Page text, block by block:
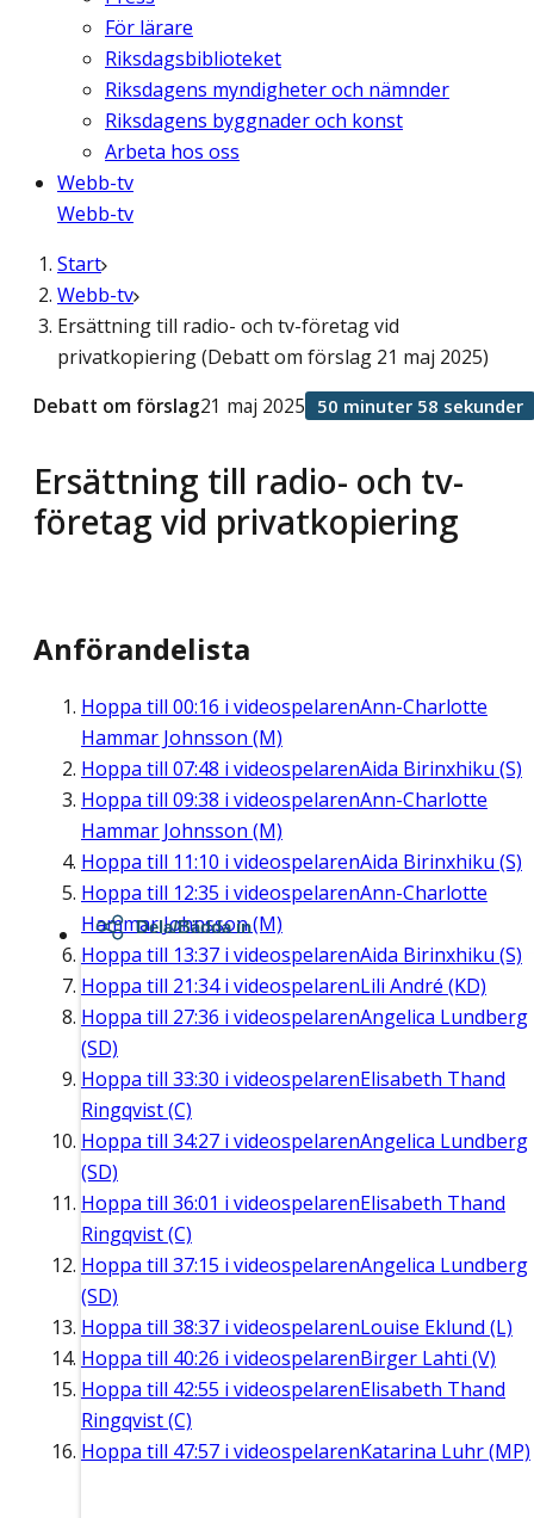
För lärare
Riksdagsbiblioteket
Riksdagens myndigheter och nämnder
Riksdagens byggnader och konst
Arbeta hos oss
Webb-tv
Webb-tv
Start
Webb-tv
Ersättning till radio- och tv-företag vid
privatkopiering (Debatt om förslag 21 maj 2025)
Ersättning till radio- och tv-
företag vid privatkopiering
Debatt om förslag21 maj 2025 50 minuter 58 sekunder
Anförandelista
Hoppa till 00:16 i videospelarenAnn-Charlotte
Hammar Johnsson (M)
Hoppa till 07:48 i videospelarenAida Birinxhiku (S)
Hoppa till 09:38 i videospelarenAnn-Charlotte
Hammar Johnsson (M)
Hoppa till 11:10 i videospelarenAida Birinxhiku (S)
Hoppa till 12:35 i videospelarenAnn-Charlotte
Hammar Johnsson (M)
Hoppa till 13:37 i videospelarenAida Birinxhiku (S)
Hoppa till 21:34i videospelarenLili André (KD)
Hoppa till 27:36 i videospelarenAngelica Lundberg
(SD)
Hoppa till 33:30 i videospelarenElisabeth Thand
Ringqvist (C)
Hoppa till 34:27 i videospelarenAngelica Lundberg
(SD)
Hoppa till 36:01 i videospelarenElisabeth Thand
Ringqvist (C)
Hoppa till 37:15 i videospelarenAngelica Lundberg
(SD)
Hoppa till 38:37 i videospelarenLouise Eklund (L)
Hoppa till 40:26 i videospelarenBirger Lahti (V)
Hoppa till 42:55 i videospelarenElisabeth Thand
Ringqvist (C)
Hoppa till 47:57 i videospelarenKatarina Luhr (MP)
Dela/Bädda in